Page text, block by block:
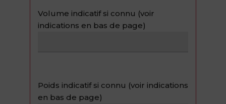
Volume indicatif si connu (voir
indications en bas de page)
Poids indicatif si connu (voir indications
en bas de page)